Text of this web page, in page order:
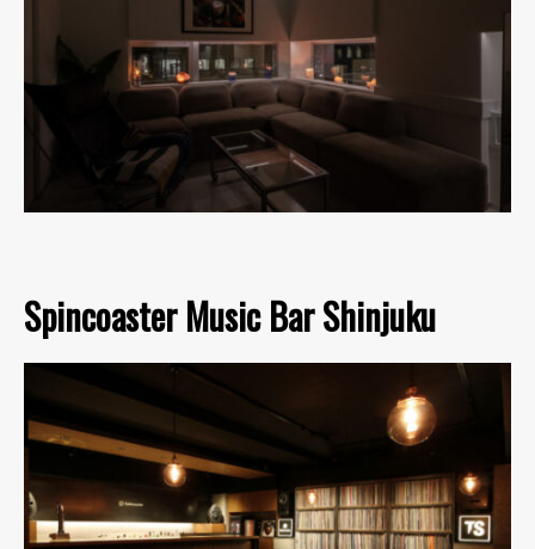
Spincoaster Music Bar Shinjuku